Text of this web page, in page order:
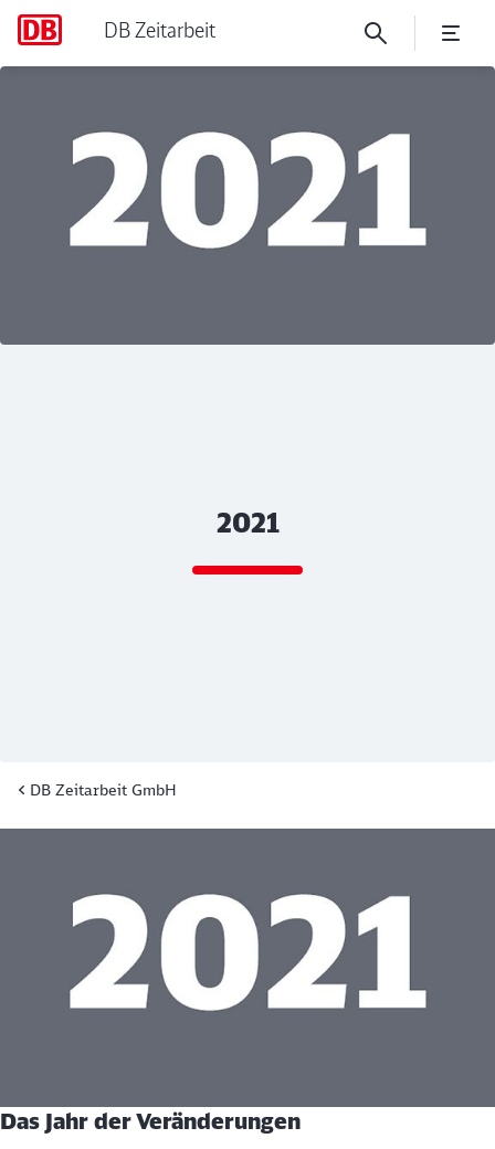
DB Zeitarbeit
2021
Ende des Sliders
DB Zeitarbeit GmbH
Das Jahr der Veränderungen
Abbrechen Weiter